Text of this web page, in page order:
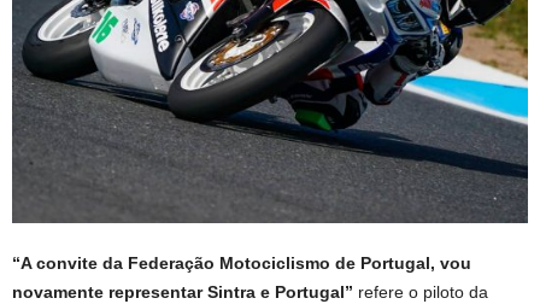
“A convite da Federação Motociclismo de Portugal, vou
novamente representar Sintra e Portugal” refere o piloto da